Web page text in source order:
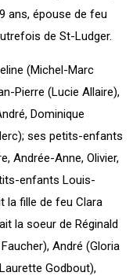
ans, épouse de feu
de St-Ludger.
(Michel-Marc
Pierre (Lucie Allaire),
Dominique
ses petits-enfants
Andrée-Anne, Olivier,
enfants Louis-
la fille de feu Clara
la soeur de Réginald
André (Gloria
Godbout),